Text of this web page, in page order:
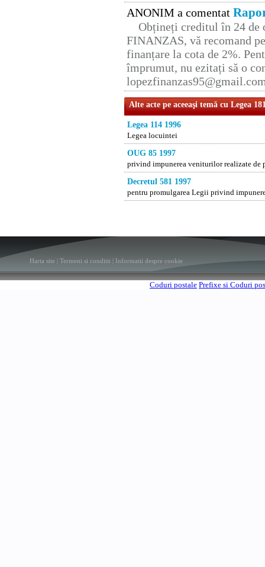
ANONIM a comentat
Obțineți creditul în 24 de
FINANZAS, vă recomand
finanțare la cota de 2%.
împrumut, nu ezitați să o
Alte acte pe aceeaşi temă cu Legea
Legea 114 1996
Legea locuintei
OUG 85 1997
privind impunerea veniturilor realizate de
Decretul 581 1997
pentru promulgarea Legii privind
Harta site Termeni si conditii Informatii despre cookie
Coduri postale Prefixe si Coduri